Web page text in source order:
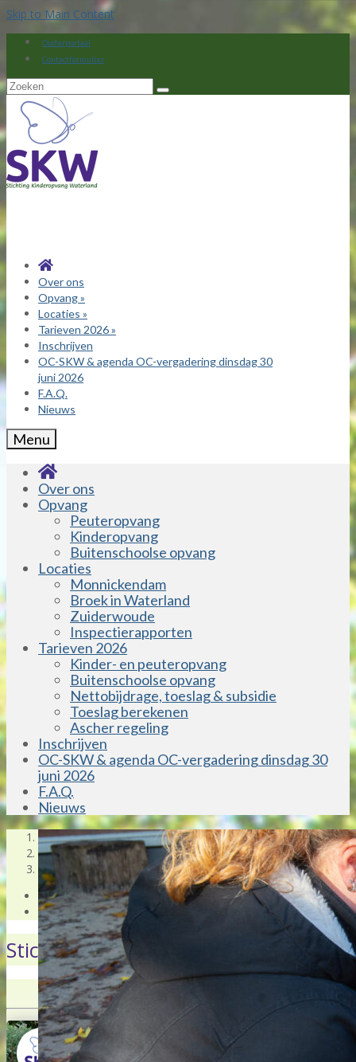
Skip to Main Content
Ouderportaal
Contactformulier
Zoeken
naar:
Over ons
Opvang»
Locaties »
Tarieven 2026»
Inschrijven
OC-SKW & agenda OC-vergadering dinsdag 30
juni 2026
F.A.Q.
Nieuws
Menu
Over ons
Opvang
Peuteropvang
Kinderopvang
Buitenschoolse opvang
Locaties
Monnickendam
Broek in Waterland
Zuiderwoude
Inspectierapporten
Tarieven 2026
Kinder- en peuteropvang
Buitenschoolse opvang
Nettobijdrage, toeslag & subsidie
Toeslag berekenen
Ascher regeling
Inschrijven
OC-SKW & agenda OC-vergadering dinsdag 30
juni 2026
F.A.Q.
Nieuws
1
2
3
Previous
Next
Stichting Kinderopvang Waterland